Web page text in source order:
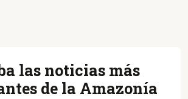
las noticias más
de la Amazonía